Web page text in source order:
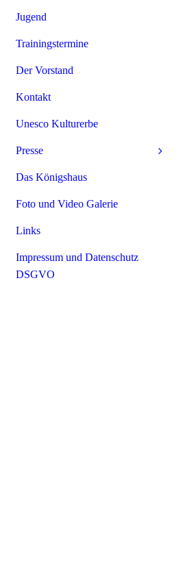
Jugend
Trainingstermine
Der Vorstand
Kontakt
Unesco Kulturerbe
Presse
Das Königshaus
Foto und Video Galerie
Links
Impressum und Datenschutz
DSGVO